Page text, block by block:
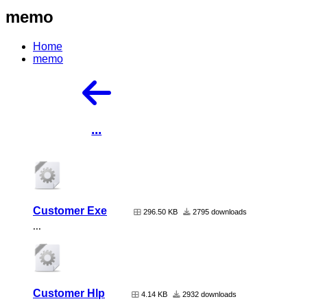
memo
Home
memo
...
Customer Exe
296.50 KB 2795 downloads
...
Customer Hlp
4.14 KB 2932 downloads